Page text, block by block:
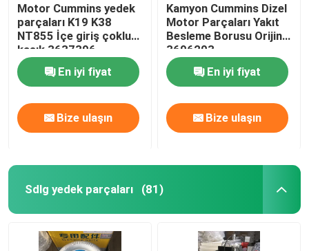
Motor Cummins yedek
parçaları K19 K38
NT855 İçe giriş çoklu
kasık 3637396
En iyi fiyat
Bize ulaşın
Kamyon Cummins Dizel
Motor Parçaları Yakıt
Besleme Borusu Orijinal
3696203
En iyi fiyat
Bize ulaşın
Sdlg yedek parçaları (81)